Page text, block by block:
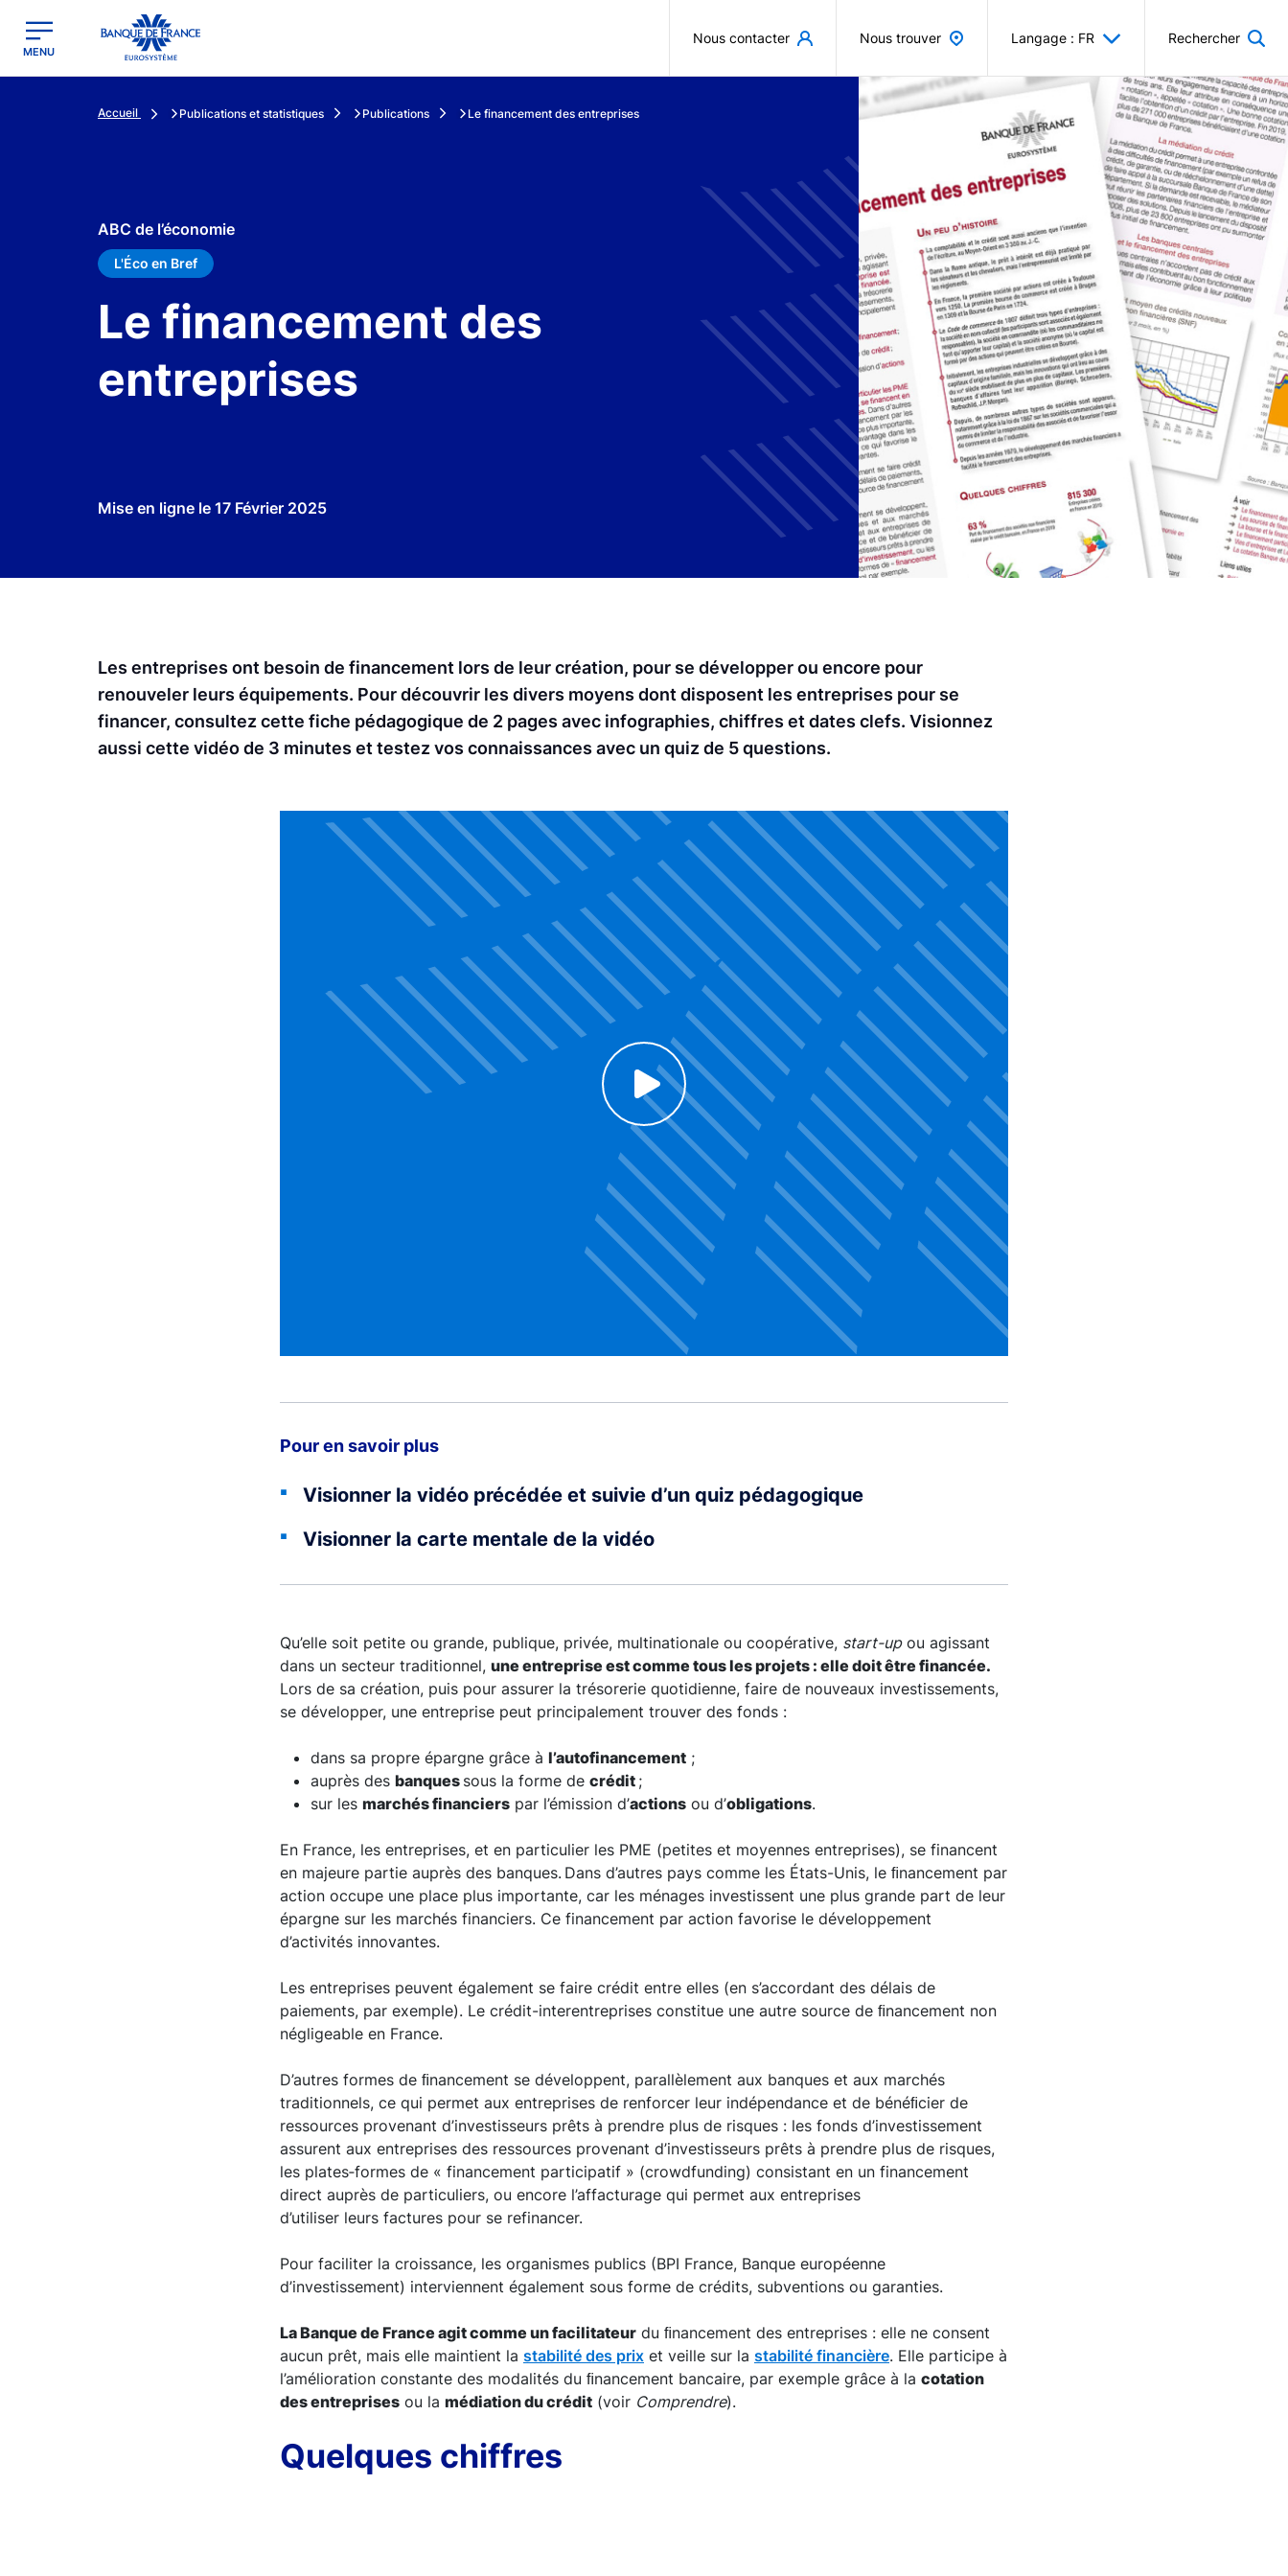
Banque de France - Menu Principal
MENU
Nous contacter Nous trouver Langage : FR Rechercher
Accueil Publications et statistiques Publications Le financement des entreprises
ABC de l’économie
L'Éco en Bref
Le financement des
entreprises
Mise en ligne le 17 Février 2025
Les entreprises ont besoin de financement lors de leur création, pour se développer ou encore pour
renouveler leurs équipements. Pour découvrir les divers moyens dont disposent les entreprises pour se
financer, consultez cette fiche pédagogique de 2 pages avec infographies, chiffres et dates clefs. Visionnez
aussi cette vidéo de 3 minutes et testez vos connaissances avec un quiz de 5 questions.
Voir la vidéo
Click to enable Youtube cookies and see content
Pour en savoir plus
Visionner la vidéo précédée et suivie d’un quiz pédagogique
Visionner la carte mentale de la vidéo
Qu’elle soit petite ou grande, publique, privée, multinationale ou coopérative, start-upou agissant
dans un secteur traditionnel, une entreprise est comme tous les projets : elle doit être financée.
Lors de sa création, puis pour assurer la trésorerie quotidienne, faire de nouveaux investissements,
se développer, une entreprise peut principalement trouver des fonds :
dans sa propre épargne grâce à l’autofinancement ;
auprès des banques sous la forme de crédit ;
sur les marchés financiers par l’émission d’actions ou d’obligations.
En France, les entreprises, et en particulier les PME (petites et moyennes entreprises), se financent
en majeure partie auprès des banques. Dans d’autres pays comme les États-Unis, le ﬁnancement par
action occupe une place plus importante, car les ménages investissent une plus grande part de leur
épargne sur les marchés financiers. Ce financement par action favorise le développement
d’activités innovantes.
Les entreprises peuvent également se faire crédit entre elles (en s’accordant des délais de
paiements, par exemple). Le crédit-interentreprises constitue une autre source de ﬁnancement non
négligeable en France.
D’autres formes de ﬁnancement se développent, parallèlement aux banques et aux marchés
traditionnels, ce qui permet aux entreprises de renforcer leur indépendance et de bénéﬁcier de
ressources provenant d’investisseurs prêts à prendre plus de risques : les fonds d’investissement
assurent aux entreprises des ressources provenant d’investisseurs prêts à prendre plus de risques,
les plates‑formes de « financement participatif » (crowdfunding) consistant en un financement
direct auprès de particuliers, ou encore l’affacturage qui permet aux entreprises
d’utiliser leurs factures pour se refinancer.
Pour faciliter la croissance, les organismes publics (BPI France, Banque européenne
d’investissement) interviennent également sous forme de crédits, subventions ou garanties.
La Banque de France agit comme un facilitateur du ﬁnancement des entreprises : elle ne consent
aucun prêt, mais elle maintient la stabilité des prix et veille sur la stabilité financière. Elle participe à
l’amélioration constante des modalités du ﬁnancement bancaire, par exemple grâce à la cotation
des entreprises ou la médiation du crédit (voir Comprendre).
Quelques chiffres